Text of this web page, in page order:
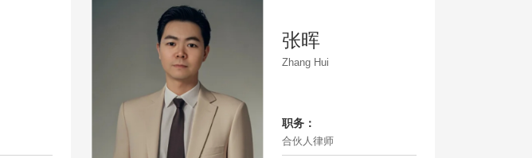
张晖
Zhang Hui
职务：
合伙人律师